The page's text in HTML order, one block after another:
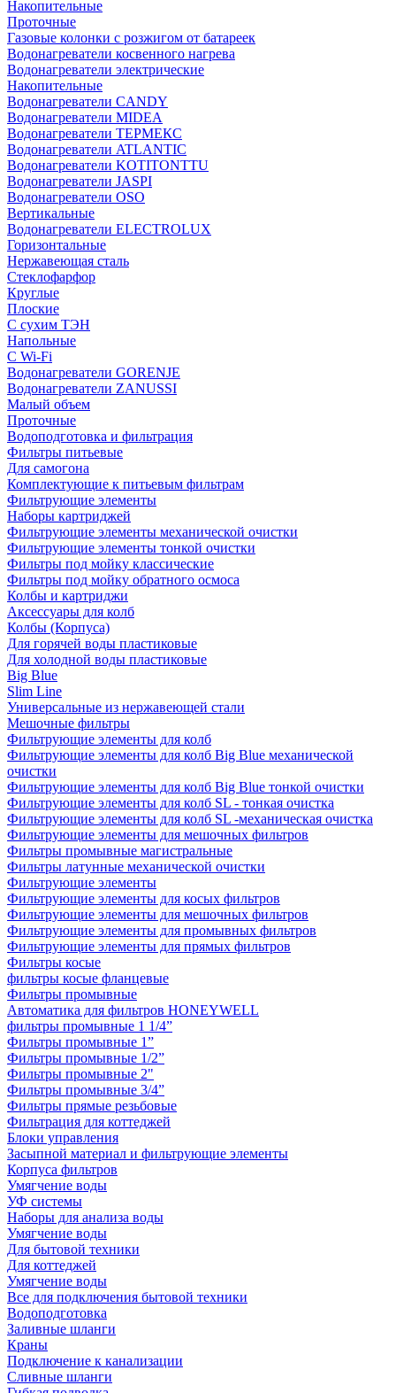
Накопительные
Проточные
Газовые колонки с розжигом от батареек
Водонагреватели косвенного нагрева
Водонагреватели электрические
Накопительные
Водонагреватели CANDY
Водонагреватели MIDEA
Водонагреватели ТЕРМЕКС
Водонагреватели ATLANTIC
Водонагреватели KOTITONTTU
Водонагреватели JASPI
Водонагреватели OSO
Вертикальные
Водонагреватели ELECTROLUX
Горизонтальные
Нержавеющая сталь
Стеклофарфор
Круглые
Плоские
С сухим ТЭН
Напольные
С Wi-Fi
Водонагреватели GORENJE
Водонагреватели ZANUSSI
Малый объем
Проточные
Водоподготовка и фильтрация
Фильтры питьевые
Для самогона
Комплектующие к питьевым фильтрам
Фильтрующие элементы
Наборы картриджей
Фильтрующие элементы механической очистки
Фильтрующие элементы тонкой очистки
Фильтры под мойку классические
Фильтры под мойку обратного осмоса
Колбы и картриджи
Аксессуары для колб
Колбы (Корпуса)
Для горячей воды пластиковые
Для холодной воды пластиковые
Big Blue
Slim Line
Универсальные из нержавеющей стали
Мешочные фильтры
Фильтрующие элементы для колб
Фильтрующие элементы для колб Big Blue механической
очистки
Фильтрующие элементы для колб Big Blue тонкой очистки
Фильтрующие элементы для колб SL - тонкая очистка
Фильтрующие элементы для колб SL -механическая очистка
Фильтрующие элементы для мешочных фильтров
Фильтры промывные магистральные
Фильтры латунные механической очистки
Фильтрующие элементы
Фильтрующие элементы для косых фильтров
Фильтрующие элементы для мешочных фильтров
Фильтрующие элементы для промывных фильтров
Фильтрующие элементы для прямых фильтров
Фильтры косые
фильтры косые фланцевые
Фильтры промывные
Автоматика для фильтров HONEYWELL
фильтры промывные 1 1/4”
Фильтры промывные 1”
Фильтры промывные 1/2”
Фильтры промывные 2"
Фильтры промывные 3/4”
Фильтры прямые резьбовые
Фильтрация для коттеджей
Блоки управления
Засыпной материал и фильтрующие элементы
Корпуса фильтров
Умягчение воды
УФ системы
Наборы для анализа воды
Умягчение воды
Для бытовой техники
Для коттеджей
Умягчение воды
Все для подключения бытовой техники
Водоподготовка
Заливные шланги
Краны
Подключение к канализации
Сливные шланги